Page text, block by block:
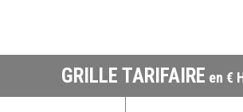
GRILLE TARIFAIRE en €